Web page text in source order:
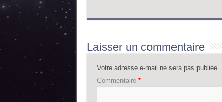
Laisser un commentaire
Votre adresse e-mail ne sera pas publiée.
Commentaire *